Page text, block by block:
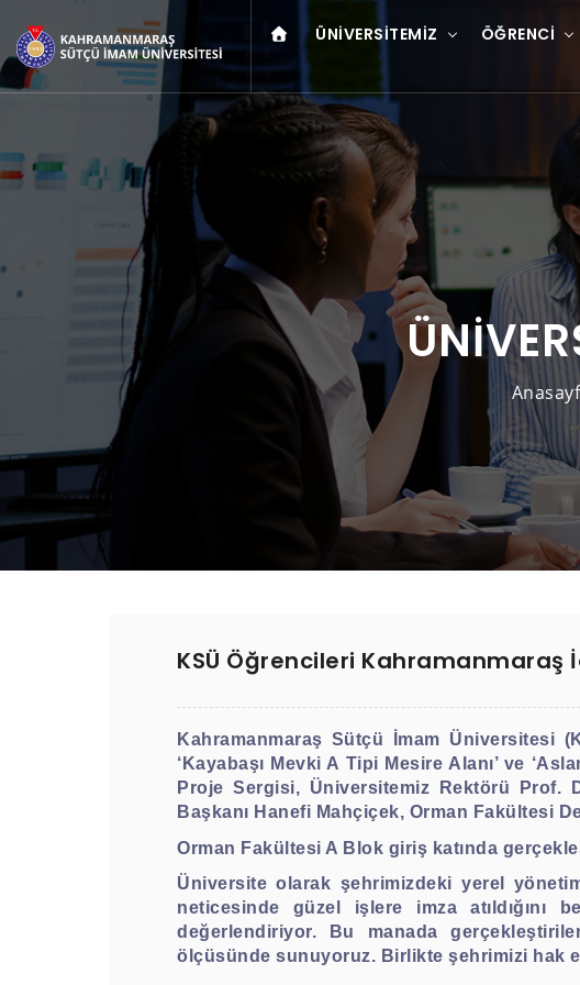
ÜNIVERSITEMIZ ÖĞRENCI
KSÜ Öğrencileri Kahramanmaraş
Kahramanmaraş Sütçü İmam Üniversitesi
‘Kayabaşı Mevki A Tipi Mesire Alanı’ ve
Proje Sergisi, Üniversitemiz Rektörü Prof.
Başkanı Hanefi Mahçiçek, Orman Fakültesi
Orman Fakültesi A Blok giriş katında
Üniversite olarak şehrimizdeki yerel
neticesinde güzel işlere imza atıldığını
değerlendiriyor. Bu manada
ölçüsünde sunuyoruz. Birlikte şehrimizi hak